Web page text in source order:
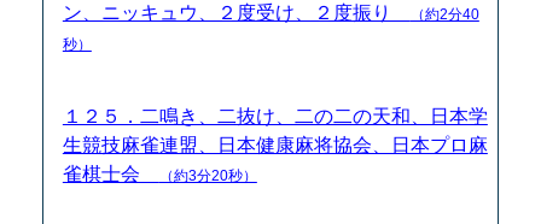
ン、ニッキュウ、２度受け、２度振り
（約2分40
秒）
１２５．二鳴き、二抜け、二の二の天和、日本学
生競技麻雀連盟、日本健康麻将協会、日本プロ麻
雀棋士会
（約3分20秒）